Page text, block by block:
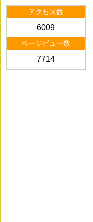
アクセス数
6009
ページビュー数
7714